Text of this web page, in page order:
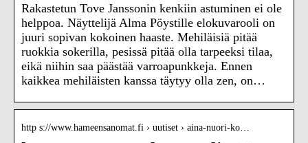
Rakastetun Tove Janssonin kenkiin astuminen ei ole
helppoa. Näyttelijä Alma Pöystille elokuvarooli on
juuri sopivan kokoinen haaste. Mehiläisiä pitää
ruokkia sokerilla, pesissä pitää olla tarpeeksi tilaa,
eikä niihin saa päästää varroapunkkeja. Ennen
kaikkea mehiläisten kanssa täytyy olla zen, on…
http s://www.hameensanomat.fi › uutiset › aina-nuori-ko…